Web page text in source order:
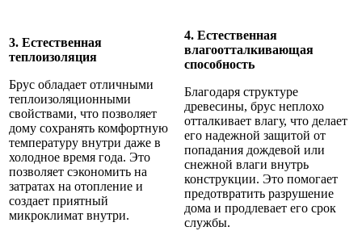
3. Естественная
теплоизоляция
Брус обладает отличными
теплоизоляционными
свойствами, что позволяет
дому сохранять комфортную
температуру внутри даже в
холодное время года. Это
позволяет сэкономить на
затратах на отопление и
создает приятный
микроклимат внутри.
4. Естественная
влагоотталкивающая
способность
Благодаря структуре
древесины, брус неплохо
отталкивает влагу, что делает
его надежной защитой от
попадания дождевой или
снежной влаги внутрь
конструкции. Это помогает
предотвратить разрушение
дома и продлевает его срок
службы.